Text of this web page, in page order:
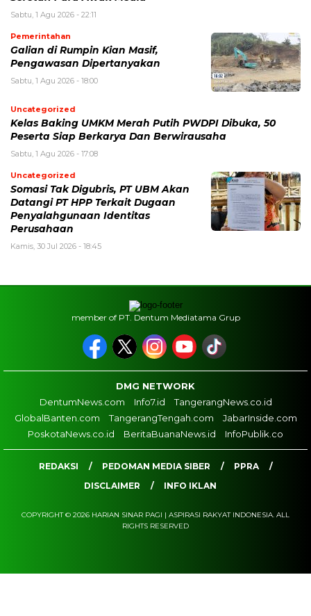
Sabtu, 1 Agu 2026 - 22:11
Pemerintahan
Galian di Rumpin Kian Masif,
Pengawasan Dipertanyakan
Sabtu, 1 Agu 2026 - 18:00
Uncategorized
Kelas Baking UMKM Merah Putih PWDPI Dibuka, 50
Peserta Siap Berkarya Dan Berwirausaha
Sabtu, 1 Agu 2026 - 17:08
Uncategorized
Somasi Tak Digubris, PT UBM Akan
Datangi PT HPP Terkait Dugaan
Penyalahgunaan Identitas
Perusahaan
Kamis, 30 Jul 2026 - 18:45
member of PT. Dentum Mediatama Grup
DMG NETWORK
DentumNews.com
Info7.id
TangerangNews.co.id
GlobalBanten.com
TangerangTengah.com
JabarInside.com
PoskotaNews.co.id
BeritaBuanaNews.id InfoPublik.co
REDAKSI PEDOMAN MEDIA SIBER
PPRA
DISCLAIMER
INFO IKLAN
COPYRIGHT © 2026 HARIAN SINAR PAGI | ASPIRASI RAKYAT INDONESIA. ALL
RIGHTS RESERVED